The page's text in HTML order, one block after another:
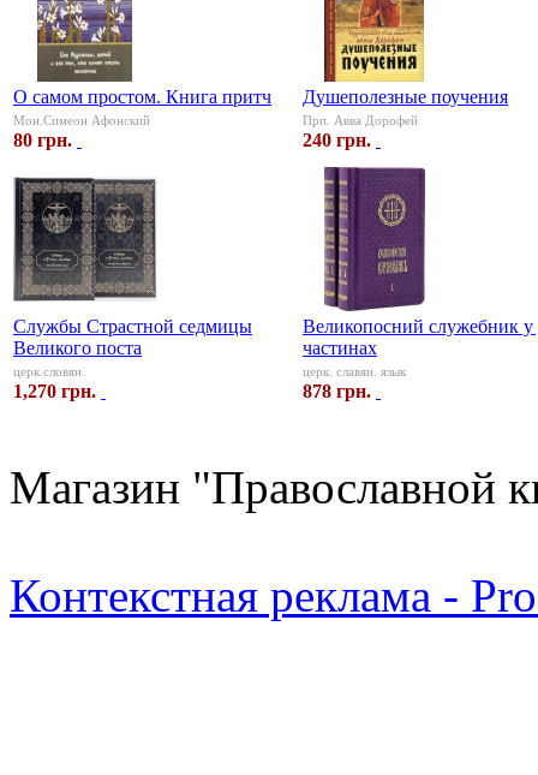
О самом простом. Книга притч
Мон.Симеон Афонский
80 грн.
Душеполезные поучения
Прп. Авва Дорофей
240 грн.
Службы Страстной седмицы
Великого поста
церк.словян.
1,270 грн.
Великопосний служебник у
частинах
церк. славян. язык
878 грн.
Магазин "Православной
Контекстная реклама -